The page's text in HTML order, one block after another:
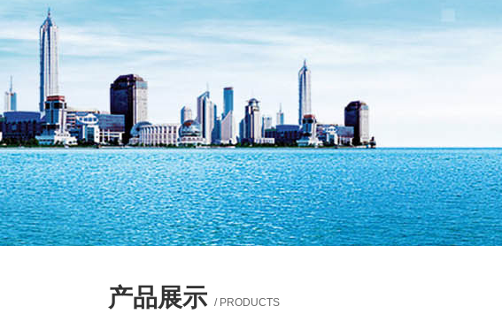
产品展示 / PRODUCTS